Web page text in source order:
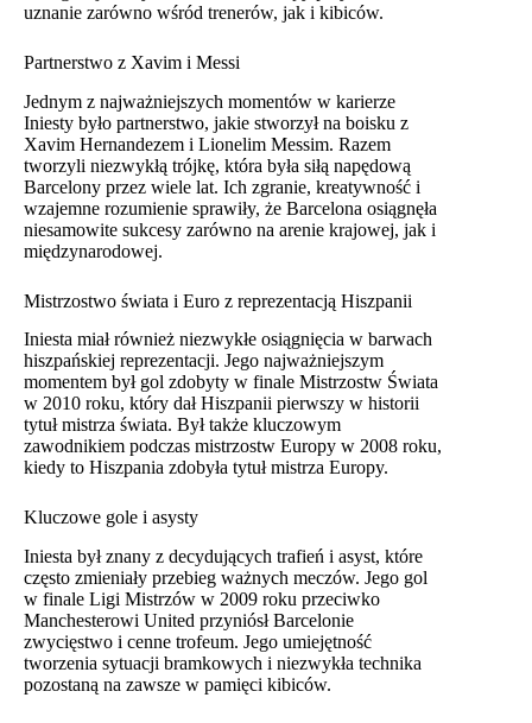
uznanie zarówno wśród trenerów, jak i kibiców.
Partnerstwo z Xavim i Messi
Jednym z najważniejszych momentów w karierze
Iniesty było partnerstwo, jakie stworzył na boisku z
Xavim Hernandezem i Lionelim Messim. Razem
tworzyli niezwykłą trójkę, która była siłą napędową
Barcelony przez wiele lat. Ich zgranie, kreatywność i
wzajemne rozumienie sprawiły, że Barcelona osiągnęła
niesamowite sukcesy zarówno na arenie krajowej, jak i
międzynarodowej.
Mistrzostwo świata i Euro z reprezentacją Hiszpanii
Iniesta miał również niezwykłe osiągnięcia w barwach
hiszpańskiej reprezentacji. Jego najważniejszym
momentem był gol zdobyty w finale Mistrzostw Świata
w 2010 roku, który dał Hiszpanii pierwszy w historii
tytuł mistrza świata. Był także kluczowym
zawodnikiem podczas mistrzostw Europy w 2008 roku,
kiedy to Hiszpania zdobyła tytuł mistrza Europy.
Kluczowe gole i asysty
Iniesta był znany z decydujących trafień i asyst, które
często zmieniały przebieg ważnych meczów. Jego gol
w finale Ligi Mistrzów w 2009 roku przeciwko
Manchesterowi United przyniósł Barcelonie
zwycięstwo i cenne trofeum. Jego umiejętność
tworzenia sytuacji bramkowych i niezwykła technika
pozostaną na zawsze w pamięci kibiców.